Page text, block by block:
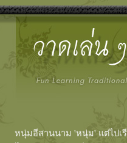
หนุ่มอีสานนาม 'หนุ่ม' แต่ไปเรี